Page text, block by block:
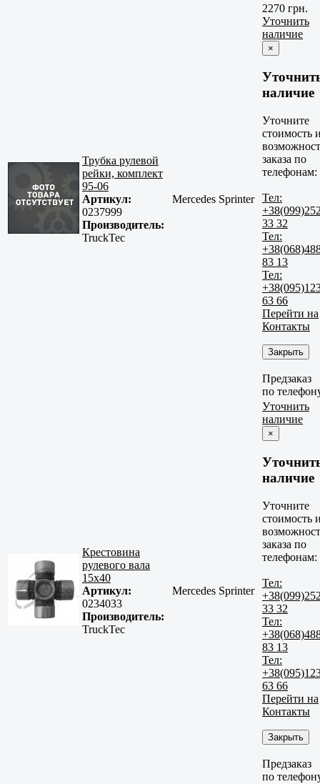
Трубка рулевой
рейки, комплект
95-06
Артикул:
0237999
Производитель:
TruckTec
Mercedes Sprinter
2270 грн.
Уточнить
наличие
×
наличие
Уточните
стоимость
заказа по
телефонам:
Тел:
33 32
Тел:
83 13
Тел:
63 66
Перейти на
Контакты
Закрыть
Предзаказ
по
Крестовина
рулевого вала
15x40
Артикул:
0234033
Производитель:
TruckTec
Mercedes Sprinter
Уточнить
наличие
×
наличие
Уточните
стоимость
заказа по
телефонам:
Тел:
33 32
Тел:
83 13
Тел:
63 66
Перейти на
Контакты
Закрыть
Предзаказ
по